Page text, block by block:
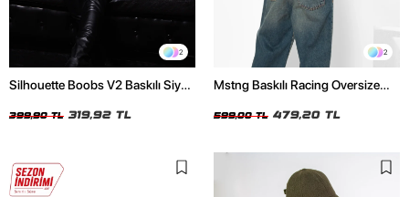
2
Silhouette Boobs V2 Baskılı Siyah
399,90 TL 319,92 TL
2
Mstng Baskılı Racing Oversize
599,00 TL 479,20 TL